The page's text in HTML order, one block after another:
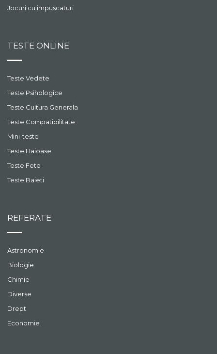
Jocuri cu impuscaturi
TESTE ONLINE
Teste Vedete
Teste Psihologice
Teste Cultura Generala
Teste Compatibilitate
Mini-teste
Teste Haioase
Teste Fete
Teste Baieti
REFERATE
Astronomie
Biologie
Chimie
Diverse
Drept
Economie